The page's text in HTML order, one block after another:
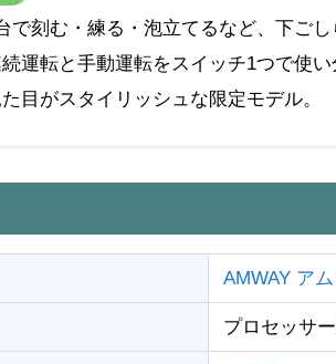
で刻む・練る・泡立てるなど、下ごし
運転と手動運転をスイッチ1つで使い
た目がスタイリッシュな限定モデル。
AMWAY ア
プロセッサ